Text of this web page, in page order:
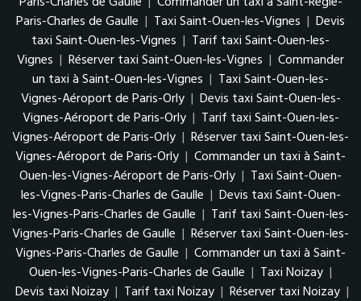
Paris-Charles de Gaulle | Taxi Saint-Ouen-les-Vignes | Devis
taxi Saint-Ouen-les-Vignes | Tarif taxi Saint-Ouen-les-
Vignes | Réserver taxi Saint-Ouen-les-Vignes | Commander
un taxi à Saint-Ouen-les-Vignes | Taxi Saint-Ouen-les-
Vignes-Aéroport de Paris-Orly | Devis taxi Saint-Ouen-les-
Vignes-Aéroport de Paris-Orly | Tarif taxi Saint-Ouen-les-
Vignes-Aéroport de Paris-Orly | Réserver taxi Saint-Ouen-les-
Vignes-Aéroport de Paris-Orly | Commander un taxi à Saint-
Ouen-les-Vignes-Aéroport de Paris-Orly | Taxi Saint-Ouen-
les-Vignes-Paris-Charles de Gaulle | Devis taxi Saint-Ouen-
les-Vignes-Paris-Charles de Gaulle | Tarif taxi Saint-Ouen-les-
Vignes-Paris-Charles de Gaulle | Réserver taxi Saint-Ouen-les-
Vignes-Paris-Charles de Gaulle | Commander un taxi à Saint-
Ouen-les-Vignes-Paris-Charles de Gaulle | Taxi Noizay |
Devis taxi Noizay | Tarif taxi Noizay | Réserver taxi Noizay |